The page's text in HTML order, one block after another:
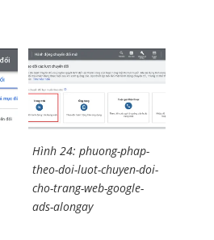
Hình 24: phuong-phap-
theo-doi-luot-chuyen-doi-
cho-trang-web-google-
ads-alongay